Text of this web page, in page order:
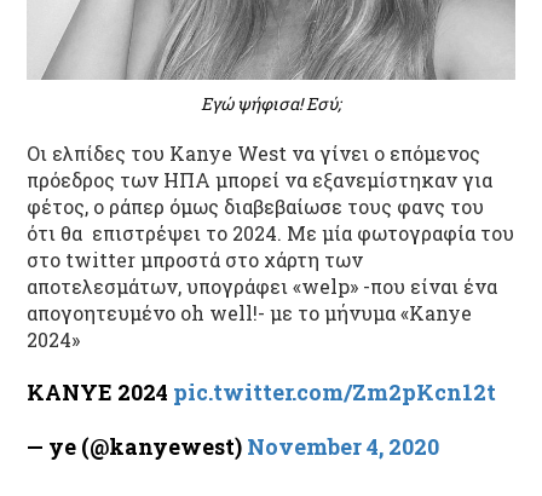
Εγώ ψήφισα! Εσύ;
Οι ελπίδες του Kanye West να γίνει ο επόμενος
πρόεδρος των ΗΠΑ μπορεί να εξανεμίστηκαν για
φέτος, ο ράπερ όμως διαβεβαίωσε τους φανς του
ότι θα επιστρέψει το 2024. Με μία φωτογραφία του
στο twitter μπροστά στο χάρτη των
αποτελεσμάτων, υπογράφει «welp» -που είναι ένα
απογοητευμένο oh well!- με το μήνυμα «Kanye
2024»
KANYE 2024 pic.twitter.com/Zm2pKcn12t
— ye (@kanyewest) November 4, 2020